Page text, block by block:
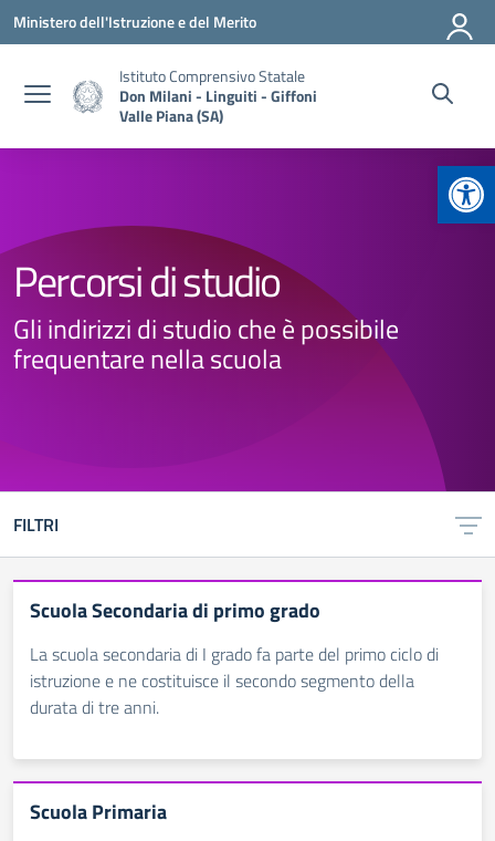
Vai ai contenuti
Vai al menu di navigazione
Vai al footer
Ministero dell'Istruzione e del Merito
Istituto Comprensivo Statale
Don Milani - Linguiti - Giffoni
Valle Piana (SA)
Percorsi di studio
Gli indirizzi di studio che è possibile
frequentare nella scuola
FILTRI
Scuola Secondaria di primo grado
La scuola secondaria di I grado fa parte del primo ciclo di
istruzione e ne costituisce il secondo segmento della
durata di tre anni.
Scuola Primaria